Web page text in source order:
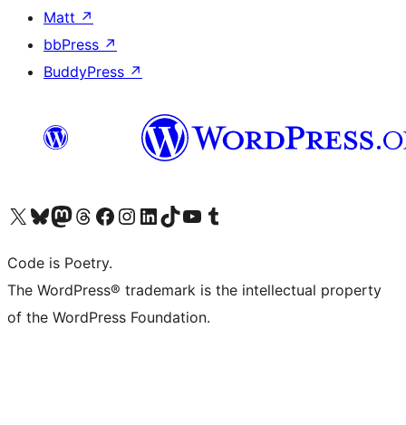
Matt ↗
bbPress ↗
BuddyPress ↗
ຢ້ຽມຊົມບັນຊີ X (ຊື່ເກົ່າ Twitter) ຂອງພວກເຮົາຢ້ຽມຊົມບັນຊີ Bluesky ຂອງພວກເຮົາຢ້ຽມຊົມບັນຊີ Mastodon ຂອງພວກເຮົາຢ້ຽມຊົມບັນຊີ Threads ຂອງພວກເຮົາຢ້ຽມຊົມໜ້າ Facebook ຂອງພວກເຮົາຢ້ຽມຊົມບັນຊີ Instagram ຂອງພວກເຮົາຢ້ຽມຊົມບັນຊີ LinkedIn ຂອງພວກເຮົາຢ້ຽມຊົມບັນຊີ TikTok ຂອງພວກເຮົາຢ້ຽມຊົມຊ່ອງ YouTube ຂອງພວກເຮົາຢ້ຽມຊົມບັນຊີ Tumblr ຂອງພວກເຮົາ
Code is Poetry.
The WordPress® trademark is the intellectual property
of the WordPress Foundation.